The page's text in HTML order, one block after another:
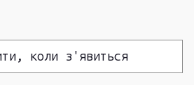
коли з'явиться